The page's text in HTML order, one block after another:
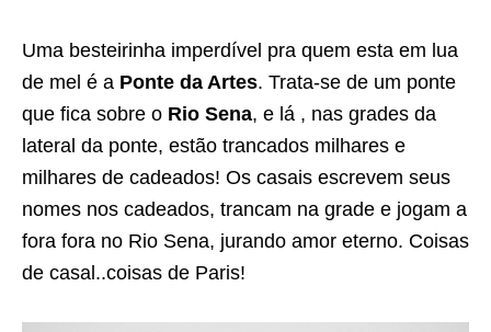
Uma besteirinha imperdível pra quem esta em lua
de mel é a Ponte da Artes. Trata-se de um ponte
que fica sobre o Rio Sena, e lá , nas grades da
lateral da ponte, estão trancados milhares e
milhares de cadeados! Os casais escrevem seus
nomes nos cadeados, trancam na grade e jogam a
fora fora no Rio Sena, jurando amor eterno. Coisas
de casal..coisas de Paris!